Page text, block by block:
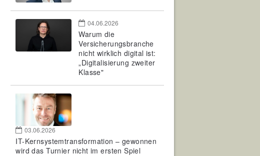
04.06.2026
Warum die
Versicherungsbranche
nicht wirklich digital ist:
„Digitalisierung zweiter
Klasse"
03.06.2026
IT-Kernsystemtransformation – gewonnen
wird das Turnier nicht im ersten Spiel